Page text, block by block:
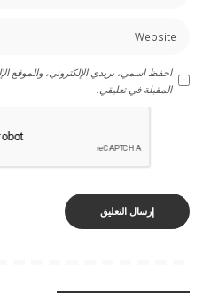
احفظ اسمي، بريدي الإلكتروني، والموقع
المقبلة في تعليقي.